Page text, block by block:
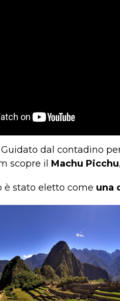
Guidato dal contadino
scopre il Machu
è stato eletto come una